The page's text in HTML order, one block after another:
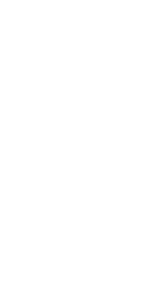
الثامنة
"إن
إلى الصراع
الأسلحة
الصراع".
أمريكا
ذلك إرسال